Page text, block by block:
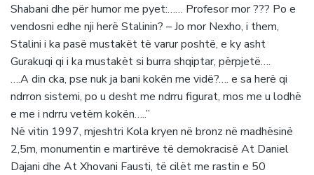
Shabani dhe për humor me pyet:…… Profesor mor ??? Po e
vendosni edhe nji herë Stalinin? – Jo mor Nexho, i them,
Stalini i ka pasë mustakët të varur poshtë, e ky asht
Gurakuqi qi i ka mustakët si burra shqiptar, përpjetë….
….A din cka, pse nuk ja bani kokën me vidë?…. e sa herë qi
ndrron sistemi, po u desht me ndrru figurat, mos me u lodhë
e me i ndrru vetëm kokën…..”
Në vitin 1997, mjeshtri Kola kryen në bronz në madhësinë
2,5m, monumentin e martirëve të demokracisë At Daniel
Dajani dhe At Xhovani Fausti, të cilët me rastin e 50